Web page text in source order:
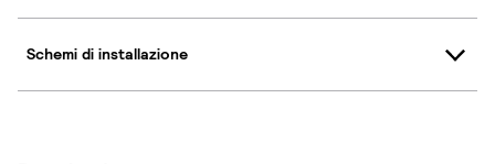
Schemi di installazione